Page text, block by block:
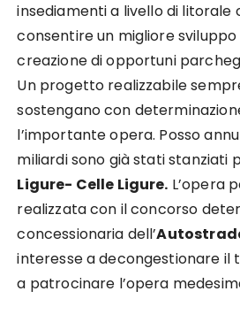
insediamenti a livello di litorale
consentire un migliore
creazione di opportuni
Un progetto realizzabile
sostengano con
l’importante opera. Posso
miliardi sono già stati stanziati
Ligure- Celle Ligure. L’opera
realizzata con il concorso
concessionaria dell’
interesse a decongestionare il
a patrocinare l’opera